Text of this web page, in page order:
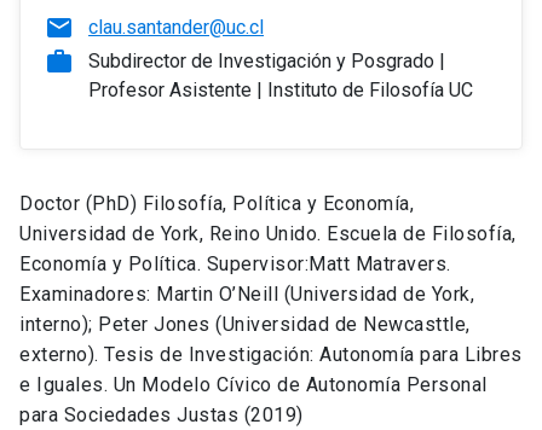
Doctor (PhD) Filosofía, Política y Economía,
Universidad de York, Reino Unido. Escuela de Filosofía,
Economía y Política. Supervisor:Matt Matravers.
Examinadores: Martin O’Neill (Universidad de York,
interno); Peter Jones (Universidad de Newcasttle,
externo). Tesis de Investigación: Autonomía para Libres
e Iguales. Un Modelo Cívico de Autonomía Personal
para Sociedades Justas (2019)­
email clau.santander@uc.cl
work
Subdirector de Investigación y Posgrado |
Profesor Asistente | Instituto de Filosofía UC